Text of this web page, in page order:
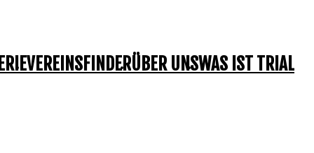
VEREINSFINDERÜBER UNSWAS IST TRIAL